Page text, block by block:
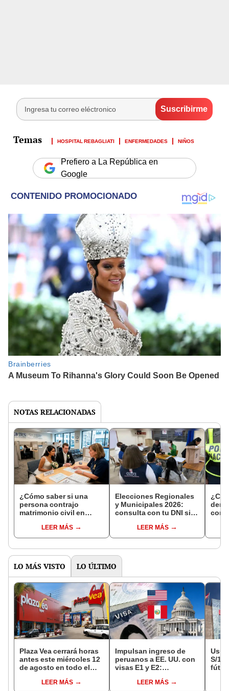
HOSPITAL REBAGLIATI ENFERMEDADES NIÑOS
Prefiero a La República en
Google
NOTAS RELACIONADAS
¿Cómo saber si una
persona contrajo
matrimonio civil en
LEER MÁS
Elecciones Regionales
y Municipales 2026:
consulta con tu DNI si
de mesa para este 4 de
octubre en el link oficial
LEER MÁS
con
LO MÁS VISTO LO ÚLTIMO
Plaza Vea cerrará horas
antes este miércoles 12
de agosto en todo el
hasta las 7 p.m.
LEER MÁS
Impulsan ingreso de
peruanos a EE. UU. con
visas E1 y E2:
pymes serían los más
LEER MÁS
S/